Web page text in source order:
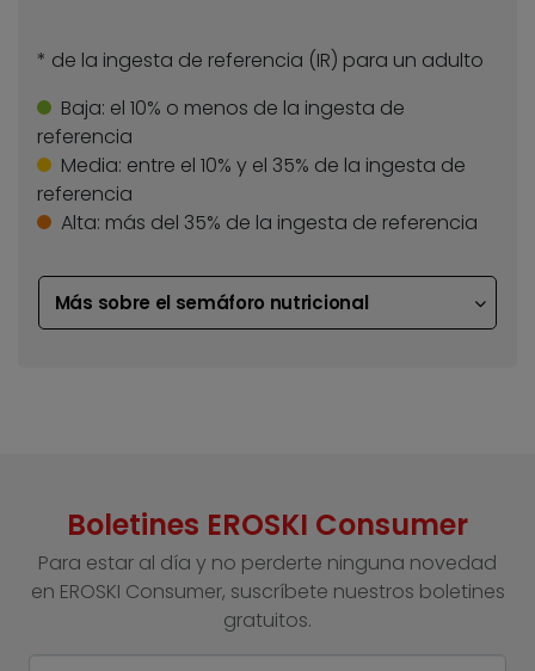
* de la ingesta de referencia (IR) para un adulto
Baja: el 10% o menos de la ingesta de
referencia
Media: entre el 10% y el 35% de la ingesta de
referencia
Alta: más del 35% de la ingesta de referencia
Más sobre el semáforo nutricional
Boletines EROSKI Consumer
Para estar al día y no perderte ninguna novedad
en EROSKI Consumer, suscríbete nuestros boletines
gratuitos.